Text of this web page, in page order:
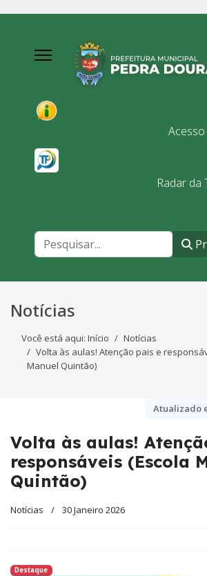
Radar da
Notícias
Você está aqui: Início
Notícias
Volta às aulas! Atenção pais e
Manuel Quintão)
Atualizado
Volta às aulas!
responsáveis (Escola
Quintão)
Notícias 30 Janeiro 2026
Destaque